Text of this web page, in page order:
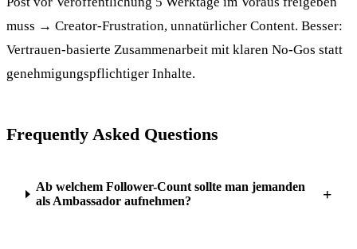
muss → Creator-Frustration, unnatürlicher Content. Besser:
Vertrauen-basierte Zusammenarbeit mit klaren No-Gos statt
genehmigungspflichtiger Inhalte.
Frequently Asked Questions
Ab welchem Follower-Count sollte man jemanden
als Ambassador aufnehmen?
+